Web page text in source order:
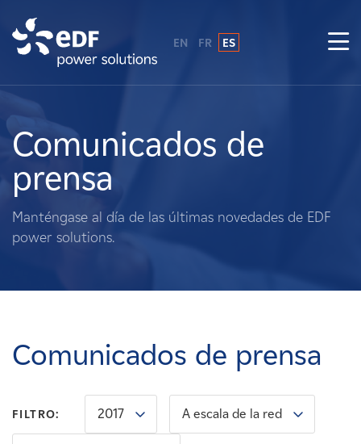
Sobre nosotros
Qué hacemos
Terratenientes
Carreras
Noticias
EN FR ES
Comunicados de
prensa
Manténgase al día de las últimas novedades de EDF
power solutions.
Comunicados de prensa
FILTRO: 2017 A escala de la red